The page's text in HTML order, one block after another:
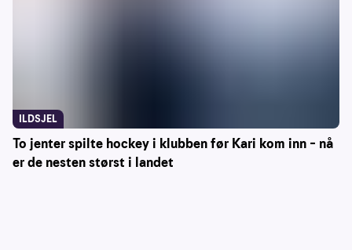
To jenter spilte hockey i klubben før Kari kom inn – nå
er de nesten størst i landet
ILDSJEL